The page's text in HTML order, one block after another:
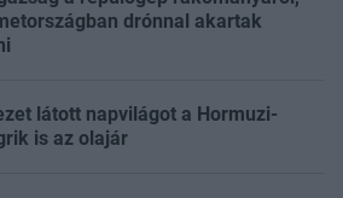
drónnal akartak
látott napvilágot a Hormuzi-
is az olajár